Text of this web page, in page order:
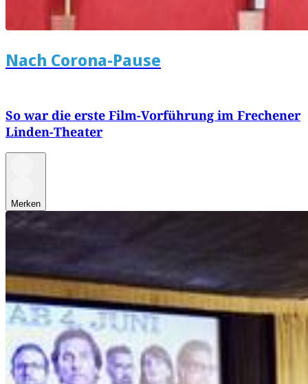
Nach Corona-Pause
So war die erste Film-Vorführung im Frechener
Linden-Theater
Merken